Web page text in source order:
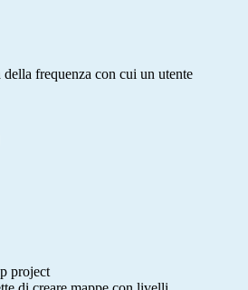
della frequenza con cui un utente
project